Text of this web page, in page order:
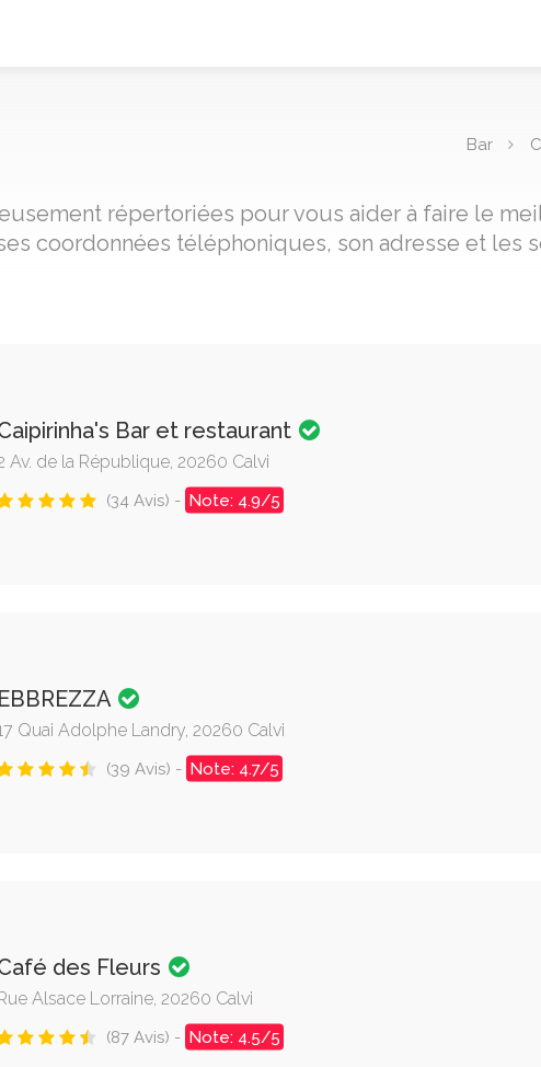
Bar
répertoriées pour vous aider à faire le
coordonnées téléphoniques, son adresse et les
Bar et restaurant
Av. de la République, 20260 Calvi
(34 Avis) - Note: 4.9/5
EBBREZZA
Quai Adolphe Landry, 20260 Calvi
(39 Avis) - Note: 4.7/5
des Fleurs
Alsace Lorraine, 20260 Calvi
(87 Avis) - Note: 4.5/5